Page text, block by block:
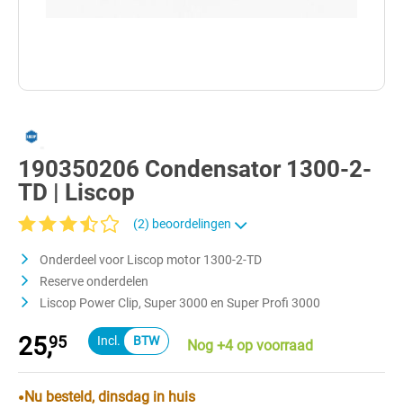
190350206 Condensator 1300-2-
TD | Liscop
(2) beoordelingen
Onderdeel voor Liscop motor 1300-2-TD
Reserve onderdelen
Liscop Power Clip, Super 3000 en Super Profi 3000
25,95 Nog +4 op voorraad
Nu besteld, dinsdag in huis